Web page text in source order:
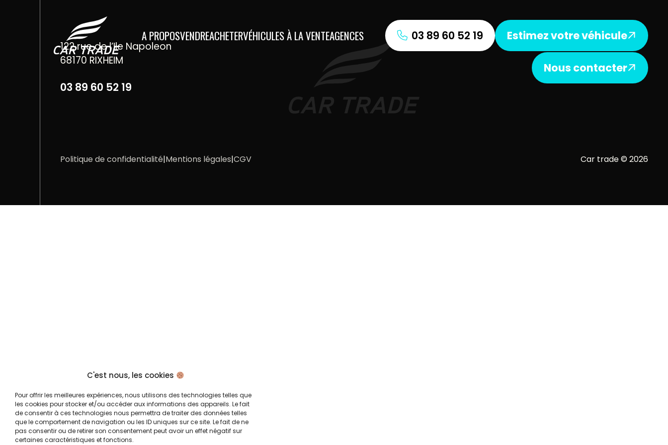
C'est nous, les cookies
Pour offrir les meilleures expériences, nous utilisons des technologies telles que
les cookies pour stocker et/ou accéder aux informations des appareils. Le fait
de consentir à ces technologies nous permettra de traiter des données telles
que le comportement de navigation ou les ID uniques sur ce site. Le fait de ne
pas consentir ou de retirer son consentement peut avoir un effet négatif sur
certaines caractéristiques et fonctions.
A PROPOSVENDREACHETERVÉHICULES À LA VENTEAGENCES 03 89 60 52 19 Estimez votre véhicule
122 rue de l’Ile Napoleon
68170 RIXHEIM
03 89 60 52 19
Nous contacter
Politique de confidentialité|Mentions légales|CGV Car trade © 2026